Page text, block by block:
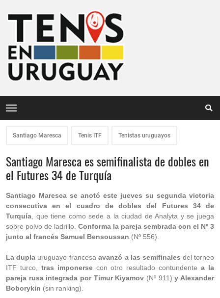
Santiago Maresca Tenis ITF Tenistas uruguayos
Santiago Maresca es semifinalista de dobles en
el Futures 34 de Turquía
Santiago Maresca se anotó este jueves su segunda victoria
consecutiva en el cuadro de dobles del Futures 34 de
Turquía , que tiene como sede a la ciudad de Analyta y se juega
sobre polvo de ladrillo. Conforma la pareja sembrada con el Nº 3
junto al francés Samuel Bensoussan (Nº 556).
La dupla uruguayo-francesaavanzó a las semifinales del torneo
ITF turco, tras imponersecon otro resultado contundentea la
pareja rusa integrada por Timur Kiyamov (Nº 911)y Alexander
Boborykin (sin ranking).